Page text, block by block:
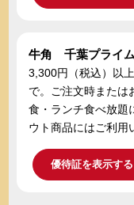
牛角 千葉プライ
3,300円（税込）以
で。ご注文時または
食・ランチ食べ放題
ウト商品にはご利用
優待証を表示する